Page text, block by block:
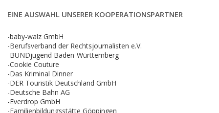
EINE AUSWAHL UNSERER KOOPERATIONSPARTNER
-baby-walz GmbH
-Berufsverband der Rechtsjournalisten e.V.
-BUNDjugend Baden-Württemberg
-Cookie Couture
-Das Kriminal Dinner
-DER Touristik Deutschland GmbH
-Deutsche Bahn AG
-Everdrop GmbH
-Familienbildungsstätte Göppingen